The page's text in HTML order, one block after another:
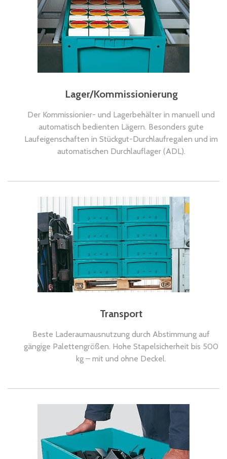
Störungsfreier Lauf auf allen Förderstrecken.
Hervorragende Laufeigenschaften auf Rollen- und
Röllchenbahnen, auf Gurt- und Kettenförderern,
Transfers etc.
Lager/Kommissionierung
Der Kommissionier- und Lagerbehälter in manuell und
automatisch bedienten Lägern. Besonders gute
Laufeigenschaften in Stückgut-Durchlaufregalen und im
automatischen Durchlauflager (ADL).
Transport
Beste Laderaumausnutzung durch Abstimmung auf
gängige Palettengrößen. Hohe Stapelsicherheit bis 500